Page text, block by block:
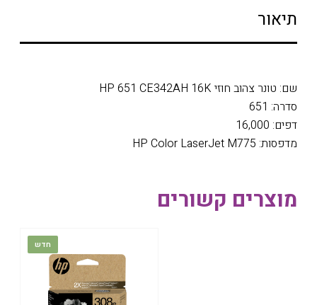
תיאור
שם: טונר צהוב חוזי HP 651 CE342AH 16K
סדרה: 651
דפים: 16,000
מדפסות: HP Color LaserJet M775
מוצרים קשורים
חדש